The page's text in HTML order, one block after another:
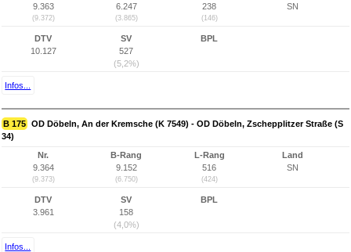
9.363
(9.372)
6.247
(3.865)
238
(146)
SN
DTV
10.127
SV
527
(5,2%)
BPL
Infos...
B 175 OD Döbeln, An der Kremsche (K 7549) - OD Döbeln, Zschepplitzer Straße (S
34)
Nr.
9.364
(9.373)
B-Rang
9.152
(6.750)
L-Rang
516
(424)
Land
SN
DTV
3.961
SV
158
(4,0%)
BPL
Infos...